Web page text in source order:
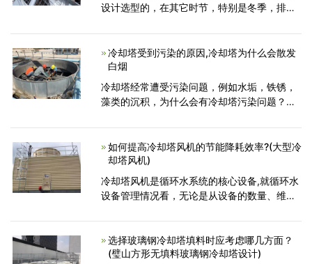
设计选型的，在其它时节，特别是冬季，排热
环境温度高于零度，闭式冷却塔也或许将管内
水降至零度，甚至结冰。
冷却塔受到污染的原因,冷却塔为什么会散发
白烟
冷却塔经常遭受污染问题，例如水垢，铁锈，
藻类的沉积，为什么会有冷却塔污染问题？在
在日常使用中暴露在空气中，并且有大量的悬
浮物。空气中的固体，灰尘和
如何提高冷却塔风机的节能降耗效率?(大型冷
却塔风机)
冷却塔风机是循环水系统的核心设备,就循环水
设备管理情况看，无论是从设备的数量、维修
都占有很大比重。风机台数占车间设备总量的
57%，维修工时占
选择玻璃钢冷却塔填料时应考虑哪几方面？
(璧山方形无填料玻璃钢冷却塔设计)